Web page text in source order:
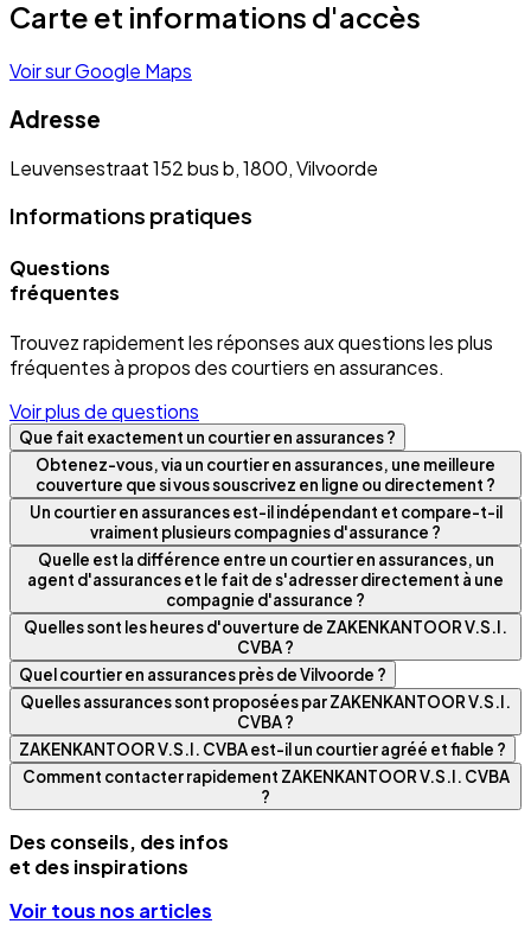
Carte et informations d'accès
Voir sur Google Maps
Adresse
Leuvensestraat 152 bus b, 1800, Vilvoorde
Informations pratiques
Questions
fréquentes
Trouvez rapidement les réponses aux questions les plus
fréquentes à propos des courtiers en assurances.
Voir plus de questions
Que fait exactement un courtier en assurances ?
Obtenez-vous, via un courtier en assurances, une meilleure
couverture que si vous souscrivez en ligne ou directement ?
Un courtier en assurances est-il indépendant et compare-t-il
vraiment plusieurs compagnies d'assurance ?
Quelle est la différence entre un courtier en assurances, un
agent d'assurances et le fait de s'adresser directement à une
compagnie d'assurance ?
Quelles sont les heures d'ouverture de ZAKENKANTOOR V.S.I.
CVBA ?
Quel courtier en assurances près de Vilvoorde ?
Quelles assurances sont proposées par ZAKENKANTOOR V.S.I.
CVBA ?
ZAKENKANTOOR V.S.I. CVBA est-il un courtier agréé et fiable ?
Comment contacter rapidement ZAKENKANTOOR V.S.I. CVBA
?
Des conseils, des infos
et des inspirations
Voir tous nos articles